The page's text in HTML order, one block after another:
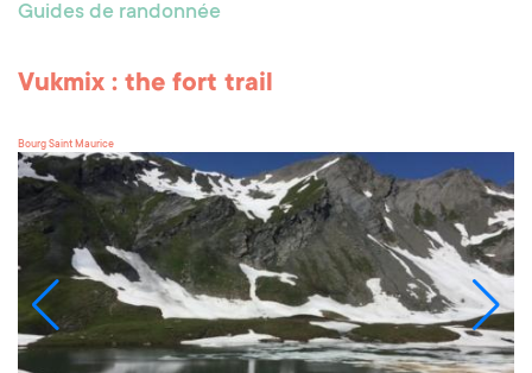
Guides de randonnée
Vukmix : the fort trail
Bourg Saint Maurice